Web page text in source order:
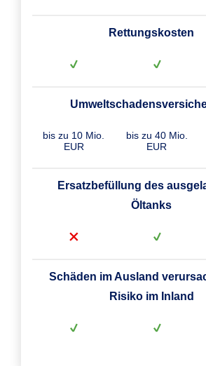
Rettungskosten
bis zu 10 Mio.
EUR
bis zu 40 Mio.
EUR
Ersatzbefüllung des
Öltanks
Schäden im Ausland
Risiko im Inland